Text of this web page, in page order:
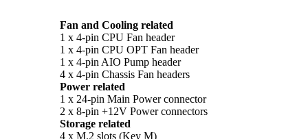
Fan and Cooling related
1 x 4-pin CPU Fan header
1 x 4-pin CPU OPT Fan header
1 x 4-pin AIO Pump header
4 x 4-pin Chassis Fan headers
Power related
1 x 24-pin Main Power connector
2 x 8-pin +12V Power connectors
Storage related
4 x M.2 slots (Key M)